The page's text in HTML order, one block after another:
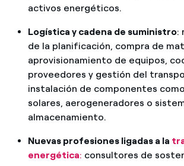
2023
Empleo directo: 81.770
Empleo indirecto: 45.558
Empleo total: 127.328
Empleo directo: 80.962
Empleo indirecto: 45.612
activos energéticos.
Logística y cadena de suministro:
de la planificación, compra de
aprovisionamiento de equipos,
proveedores y gestión del
instalación de componentes
solares, aerogeneradores o
almacenamiento.
Nuevas profesiones ligadas a la
energética: consultores de